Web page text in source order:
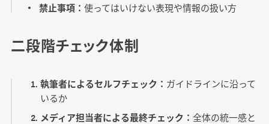
禁止事項：使ってはいけない表現や情報の扱い方
二段階チェック体制
執筆者によるセルフチェック： ガイドラインに沿って
いるか
メディア担当者による最終チェック：全体の統一感と